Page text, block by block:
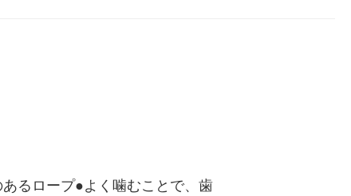
るロープ●よく噛むことで、歯